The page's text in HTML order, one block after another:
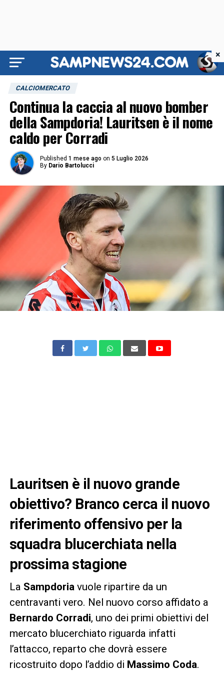
CALCIOMERCATO
Continua la caccia al nuovo bomber
della Sampdoria! Lauritsen è il nome
caldo per Corradi
Published 1 mese ago on 5 Luglio 2026
By Dario Bartolucci
Lauritsen è il nuovo grande
obiettivo? Branco cerca il nuovo
riferimento offensivo per la
squadra blucerchiata nella
prossima stagione
La Sampdoria vuole ripartire da un
centravanti vero. Nel nuovo corso affidato a
Bernardo Corradi, uno dei primi obiettivi del
mercato blucerchiato riguarda infatti
l’attacco, reparto che dovrà essere
ricostruito dopo l’addio di Massimo Coda.
×